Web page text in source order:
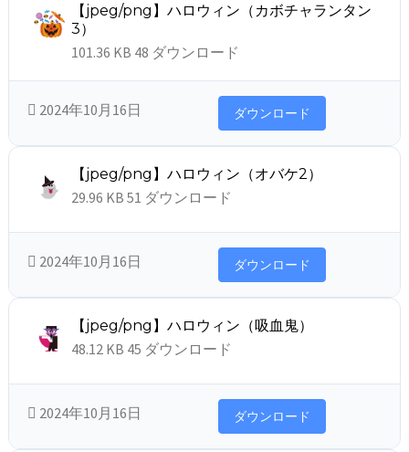
【jpeg/png】ハロウィン（カボチャランタン
3）
101.36 KB 48 ダウンロード
2024年10月16日 ダウンロード
【jpeg/png】ハロウィン（オバケ2）
29.96 KB51 ダウンロード
2024年10月16日 ダウンロード
【jpeg/png】ハロウィン（吸血鬼）
48.12 KB 45 ダウンロード
2024年10月16日 ダウンロード